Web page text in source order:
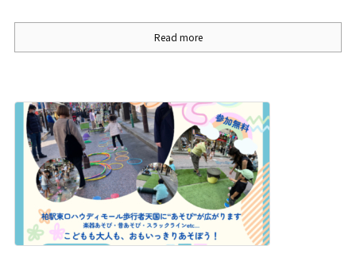
Read more